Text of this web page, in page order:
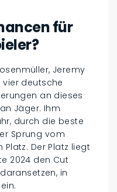
für
Jeremy
vier deutsche
an dieses
Jäger. Ihm
durch die beste
Sprung vom
Der Platz liegt
2024 den Cut
in